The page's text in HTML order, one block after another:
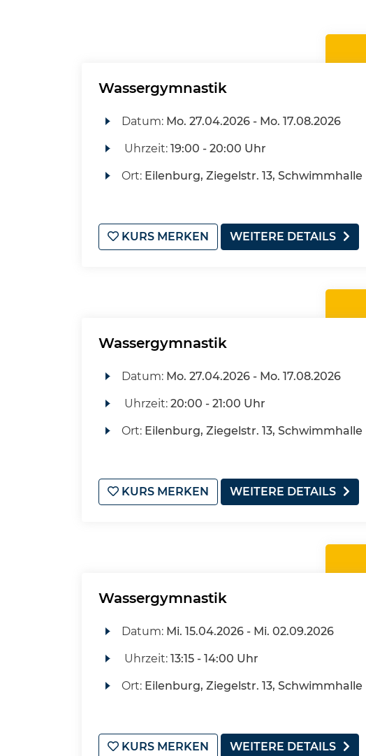
Wassergymnastik
Datum: Mo. 27.04.2026 - Mo. 17.08.2026
Uhrzeit: 19:00 - 20:00 Uhr
Ort: Eilenburg, Ziegelstr. 13, Schwimmhalle
KURS MERKEN WEITERE DETAILS
Wassergymnastik
Datum: Mo. 27.04.2026 - Mo. 17.08.2026
Uhrzeit: 20:00 - 21:00 Uhr
Ort: Eilenburg, Ziegelstr. 13, Schwimmhalle
KURS MERKEN WEITERE DETAILS
Wassergymnastik
Datum: Mi. 15.04.2026 - Mi. 02.09.2026
Uhrzeit: 13:15 - 14:00 Uhr
Ort: Eilenburg, Ziegelstr. 13, Schwimmhalle
KURS MERKEN WEITERE DETAILS